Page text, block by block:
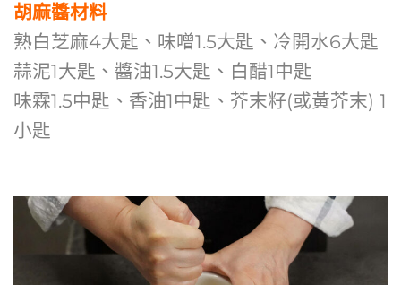
胡麻醬材料
熟白芝麻4大匙、味噌1.5大匙、冷開水6大匙
蒜泥1大匙、醬油1.5大匙、白醋1中匙
味霖1.5中匙、香油1中匙、芥末籽(或黃芥末) 1
小匙